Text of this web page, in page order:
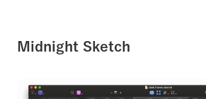
Midnight Sketch